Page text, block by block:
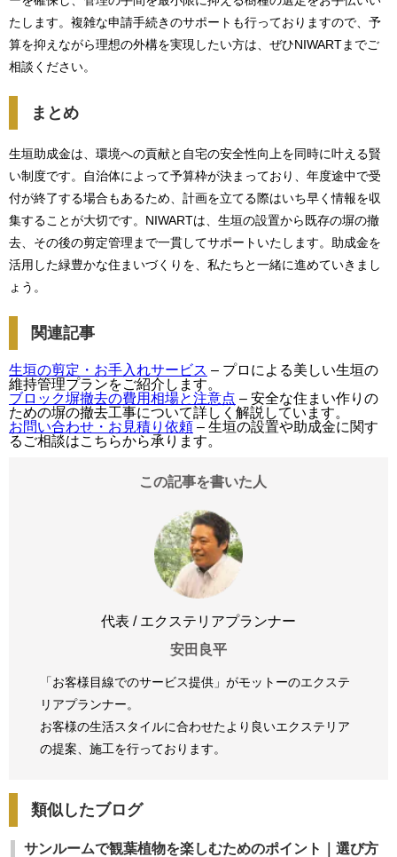
たします。複雑な申請手続きのサポートも行っておりますので、予
算を抑えながら理想の外構を実現したい方は、ぜひNIWARTまでご
相談ください。
まとめ
生垣助成金は、環境への貢献と自宅の安全性向上を同時に叶える賢
い制度です。自治体によって予算枠が決まっており、年度途中で受
付が終了する場合もあるため、計画を立てる際はいち早く情報を収
集することが大切です。NIWARTは、生垣の設置から既存の塀の撤
去、その後の剪定管理まで一貫してサポートいたします。助成金を
活用した緑豊かな住まいづくりを、私たちと一緒に進めていきまし
ょう。
関連記事
生垣の剪定・お手入れサービス – プロによる美しい生垣の
維持管理プランをご紹介します。
ブロック塀撤去の費用相場と注意点 – 安全な住まい作りの
ための塀の撤去工事について詳しく解説しています。
お問い合わせ・お見積り依頼 – 生垣の設置や助成金に関す
るご相談はこちらから承ります。
この記事を書いた人
代表 / エクステリアプランナー
安田良平
「お客様目線でのサービス提供」がモットーのエクステ
リアプランナー。
お客様の生活スタイルに合わせたより良いエクステリア
の提案、 施工を行っております。
類似したブログ
サンルームで観葉植物を楽しむためのポイント｜選び方